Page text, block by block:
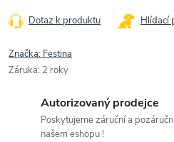
Dotaz k produktu Hlídací
Značka: Festina
Záruka: 2 roky
Autorizovaný prodejce
Poskytujeme záruční a
našem eshopu !